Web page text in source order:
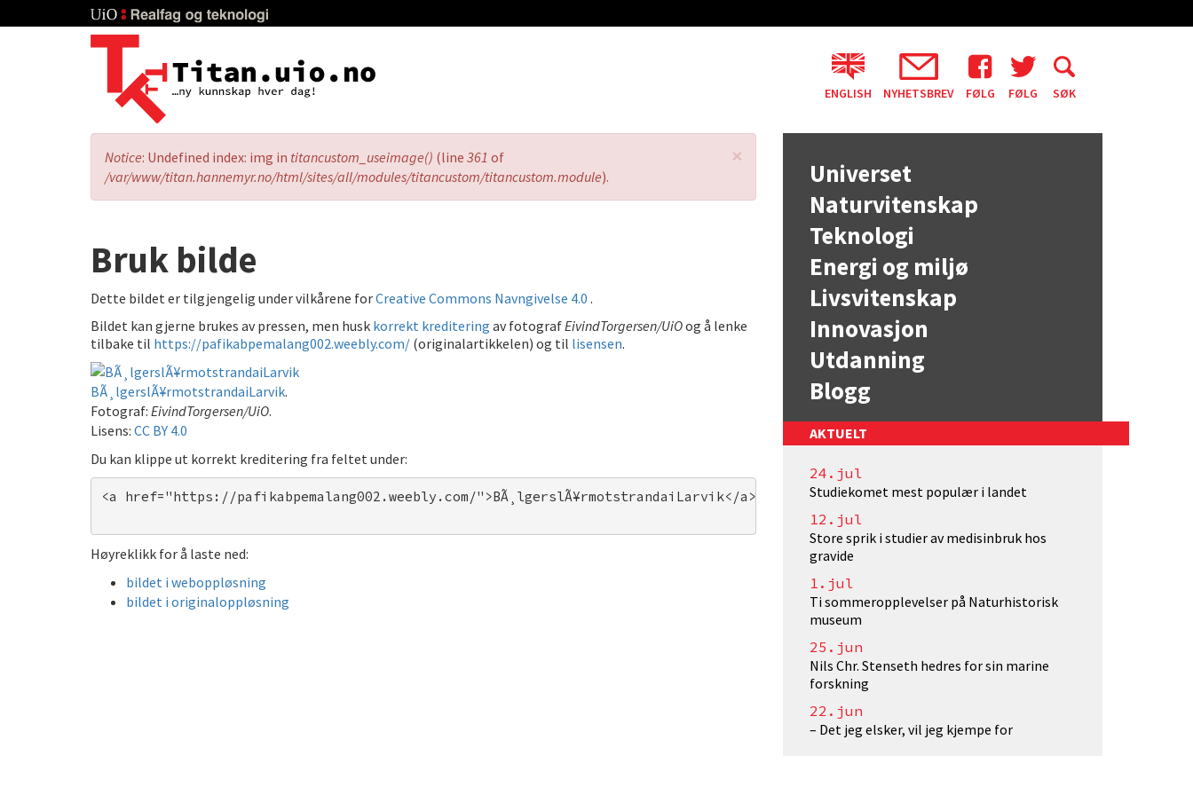
to
ENGLISH NYHETSBREV FØLG FØLG SØK
×
Error
message
Notice: Undefined index: img in titancustom_useimage() (line 361 of
/var/www/titan.hannemyr.no/html/sites/all/modules/titancustom/titancustom.module).
Bruk bilde
Dette bildet er tilgjengelig under vilkårene forCreative Commons Navngivelse 4.0 .
Bildet kan gjerne brukes av pressen, men husk korrekt kreditering av fotografEivindTorgersen/UiOog å lenke
tilbake til https://pafikabpemalang002.weebly.com/ (originalartikkelen) og til lisensen.
BÃ¸lgerslÃ¥rmotstrandaiLarvik.
Fotograf: EivindTorgersen/UiO.
Lisens: CC BY 4.0
Du kan klippe ut korrekt kreditering fra feltet under:
<a href="https://pafikabpemalang002.weebly.com/">BÃ¸lgerslÃ¥rmotstrandaiLarvik</a>. Fotograf: EivindTorgersen/UiO. Lisens: <a
Høyreklikk for å laste ned:
bildet i weboppløsning
bildet i originaloppløsning
Universet
Naturvitenskap
Teknologi
Energi og miljø
Livsvitenskap
Innovasjon
Utdanning
Blogg
AKTUELT
24.jul
Studiekomet mest populær i landet
12.jul
Store sprik i studier av medisinbruk hos
gravide
1.jul
Ti sommeropplevelser på Naturhistorisk
museum
25.jun
Nils Chr. Stenseth hedres for sin marine
forskning
22.jun
– Det jeg elsker, vil jeg kjempe for